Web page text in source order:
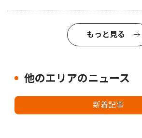
もっと見る
他のエリアのニュース
新着記事